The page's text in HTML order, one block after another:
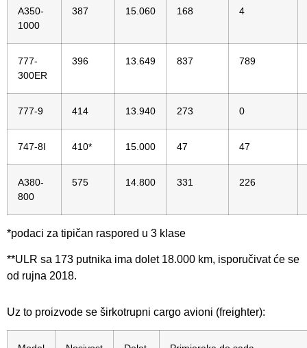
A350-
1000
387 15.060 168 4
777-
300ER
396 13.649 837 789
777-9 414 13.940 273 0
747-8I 410* 15.000 47 47
A380-
800
575 14.800 331 226
*podaci za tipičan raspored u 3 klase
**ULR sa 173 putnika ima dolet 18.000 km, isporučivat će se
od rujna 2018.
Uz to proizvode se širkotrupni cargo avioni (freighter):